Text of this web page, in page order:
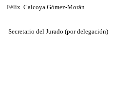
Félix Caicoya Gómez-Morán
Secretario del Jurado (por delegación)